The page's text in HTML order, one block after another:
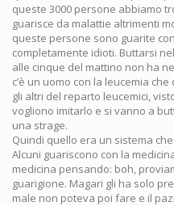
queste 3000 persone abbiamo
guarisce da malattie altrimenti
queste persone sono guarite
completamente idioti. Buttarsi
alle cinque del mattino non ha
c’è un uomo con la leucemia
gli altri del reparto leucemici,
vogliono imitarlo e si vanno a
una strage.
Quindi quello era un sistema
Alcuni guariscono con la
medicina pensando: boh,
guarigione. Magari gli ha solo
male non poteva poi fare e il